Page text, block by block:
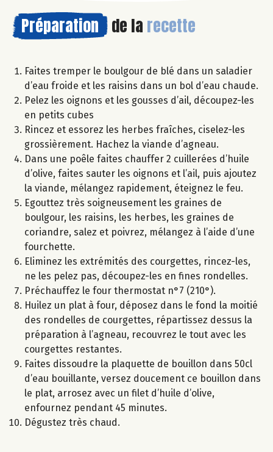
Préparation de la recette
Faites tremper le boulgour de blé dans un saladier
d’eau froide et les raisins dans un bol d’eau chaude.
Pelez les oignons et les gousses d’ail, découpez-les
en petits cubes
Rincez et essorez les herbes fraîches, ciselez-les
grossièrement. Hachez la viande d’agneau.
Dans une poêle faites chauffer 2 cuillerées d’huile
d’olive, faites sauter les oignons et l’ail, puis ajoutez
la viande, mélangez rapidement, éteignez le feu.
Egouttez très soigneusement les graines de
boulgour, les raisins, les herbes, les graines de
coriandre, salez et poivrez, mélangez à l’aide d’une
fourchette.
Eliminez les extrémités des courgettes, rincez-les,
ne les pelez pas, découpez-les en fines rondelles.
Préchauffez le four thermostat n°7 (210°).
Huilez un plat à four, déposez dans le fond la moitié
des rondelles de courgettes, répartissez dessus la
préparation à l’agneau, recouvrez le tout avec les
courgettes restantes.
Faites dissoudre la plaquette de bouillon dans 50cl
d’eau bouillante, versez doucement ce bouillon dans
le plat, arrosez avec un filet d’huile d’olive,
enfournez pendant 45 minutes.
Dégustez très chaud.